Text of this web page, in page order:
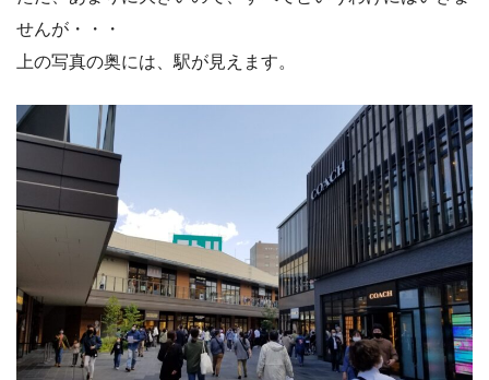
せんが・・・
上の写真の奥には、駅が見えます。